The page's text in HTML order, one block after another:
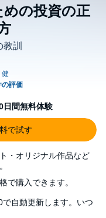
の投資の正
訓
間無料体験
で試す
・オリジナル作品など
で購入できます。
自動更新します。いつ